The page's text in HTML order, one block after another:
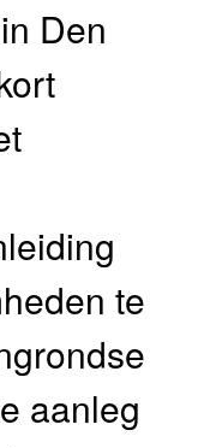
Den
te
aanleg